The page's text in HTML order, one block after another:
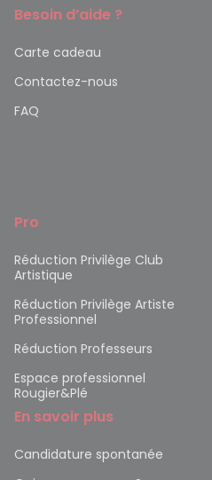
Besoin d’aide ?
Carte cadeau
Contactez-nous
FAQ
Pro
Réduction Privilège Club
Artistique
Réduction Privilège Artiste
Professionnel
Réduction Professeurs
Espace professionnel
Rougier&Plé
En savoir plus
Candidature spontanée